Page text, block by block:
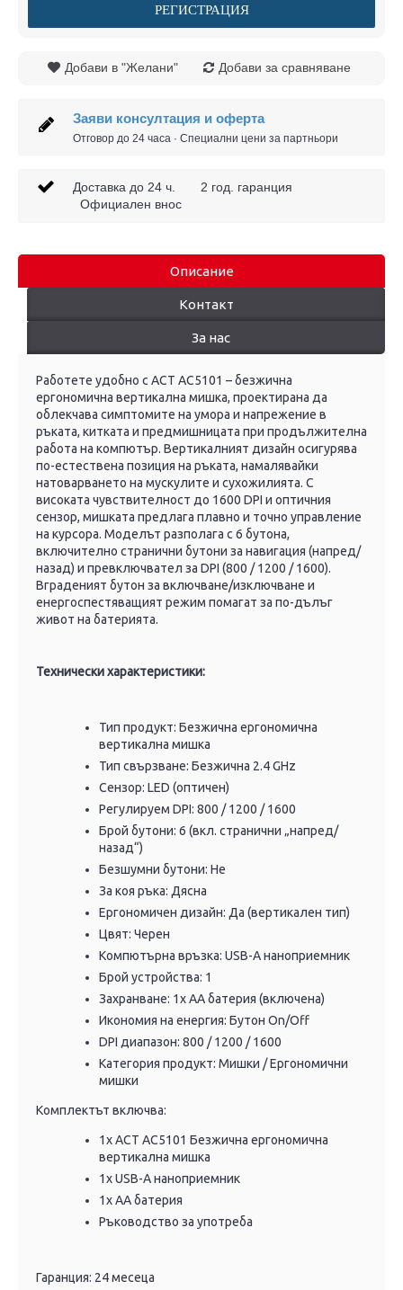
РЕГИСТРАЦИЯ
Добави в "Желани" Добави за сравняване
Заяви консултация и оферта
Отговор до 24 часа · Специални цени за партньори
Доставка до 24 ч. 2 год. гаранция
Официален внос
Описание
Контакт
За нас
Работете удобно с ACT AC5101 – безжична
ергономична вертикална мишка, проектирана да
облекчава симптомите на умора и напрежение в
ръката, китката и предмишницата при продължителна
работа на компютър. Вертикалният дизайн осигурява
по-естествена позиция на ръката, намалявайки
натоварването на мускулите и сухожилията. С
високата чувствителност до 1600 DPI и оптичния
сензор, мишката предлага плавно и точно управление
на курсора. Моделът разполага с 6 бутона,
включително странични бутони за навигация (напред/
назад) и превключвател за DPI (800 / 1200 / 1600).
Вграденият бутон за включване/изключване и
енергоспестяващият режим помагат за по-дълъг
живот на батерията.
Технически характеристики:
Тип продукт: Безжична ергономична
вертикална мишка
Тип свързване: Безжична 2.4 GHz
Сензор: LED (оптичен)
Регулируем DPI: 800 / 1200 / 1600
Брой бутони: 6 (вкл. странични „напред/
назад“)
Безшумни бутони: Не
За коя ръка: Дясна
Ергономичен дизайн: Да (вертикален тип)
Цвят: Черен
Компютърна връзка: USB-A наноприемник
Брой устройства: 1
Захранване: 1x AA батерия (включена)
Икономия на енергия: Бутон On/Off
DPI диапазон: 800 / 1200 / 1600
Категория продукт: Мишки / Ергономични
мишки
Комплектът включва:
1x ACT AC5101 Безжична ергономична
вертикална мишка
1x USB-A наноприемник
1x AA батерия
Ръководство за употреба
Гаранция: 24 месеца